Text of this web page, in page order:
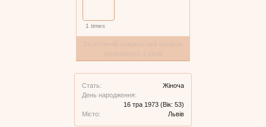
1 times
Стать:
Жіноча
День народження:
16 тра 1973 (Вік: 53)
Місто:
Львів